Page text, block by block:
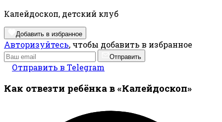
Калейдоскоп, детский клуб
Добавить в избранное
Авторизуйтесь, чтобы добавить в избранное
Отправить
Отправить в Telegram
Как отвезти ребёнка в «Калейдоскоп»